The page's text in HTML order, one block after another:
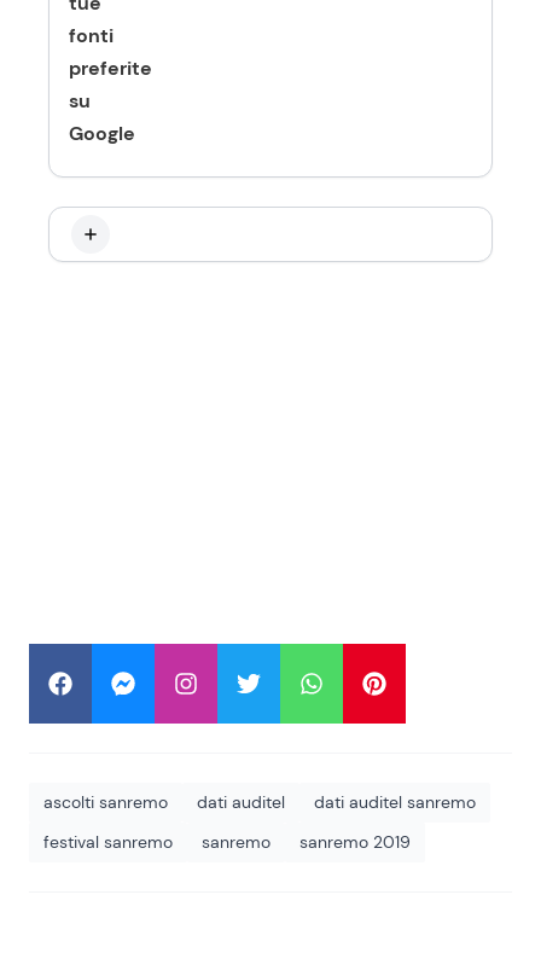
fonti
preferite
su
Google
ascolti sanremo dati auditel
dati auditel sanremo
festival sanremo
sanremo sanremo 2019